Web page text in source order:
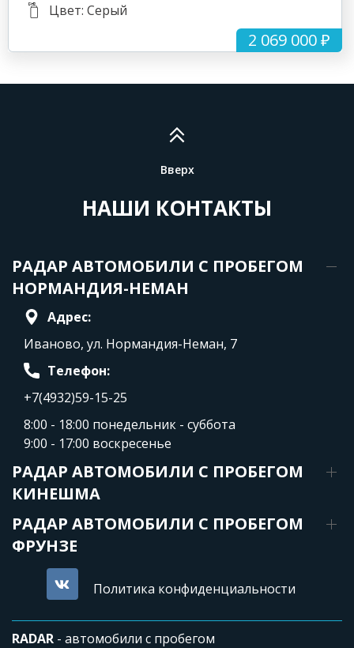
2 069 000 ₽
Цвет: Серый
Вверх
НАШИ КОНТАКТЫ
РАДАР АВТОМОБИЛИ С ПРОБЕГОМ
НОРМАНДИЯ-НЕМАН
Адрес:
Иваново, ул. Нормандия-Неман, 7
Телефон:
+7(4932)59-15-25
8:00 - 18:00 понедельник - суббота
9:00 - 17:00 воскресенье
РАДАР АВТОМОБИЛИ С ПРОБЕГОМ
КИНЕШМА
РАДАР АВТОМОБИЛИ С ПРОБЕГОМ
ФРУНЗЕ
Политика конфиденциальности
RADAR - автомобили с пробегом